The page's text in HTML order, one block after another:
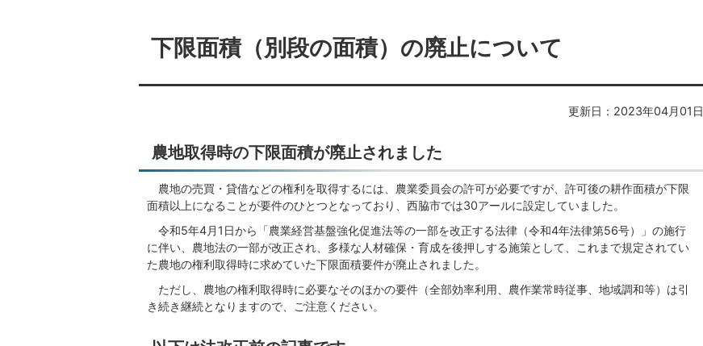
下限面積（別段の面積）の廃止について
更新日：2023年04月01日
農地取得時の下限面積が廃止されました
農地の売買・貸借などの権利を取得するには、農業委員会の許可が必要ですが、許可後の耕作面積が下限
面積以上になることが要件のひとつとなっており、西脇市では30アールに設定していました。
令和5年4月1日から「農業経営基盤強化促進法等の一部を改正する法律（令和4年法律第56号）」の施行
に伴い、農地法の一部が改正され、多様な人材確保・育成を後押しする施策として、これまで規定されてい
た農地の権利取得時に求めていた下限面積要件が廃止されました。
ただし、農地の権利取得時に必要なそのほかの要件（全部効率利用、農作業常時従事、地域調和等）は引
き続き継続となりますので、ご注意ください。